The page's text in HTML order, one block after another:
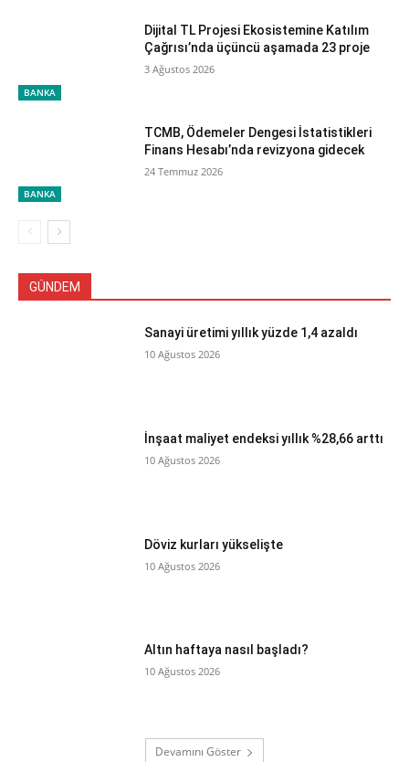
BANKA
Dijital TL Projesi Ekosistemine Katılım
Çağrısı’nda üçüncü aşamada 23 proje
3 Ağustos 2026
BANKA
TCMB, Ödemeler Dengesi İstatistikleri
Finans Hesabı’nda revizyona gidecek
24 Temmuz 2026
GÜNDEM
Sanayi üretimi yıllık yüzde 1,4 azaldı
10 Ağustos 2026
İnşaat maliyet endeksi yıllık %28,66 arttı
10 Ağustos 2026
Döviz kurları yükselişte
10 Ağustos 2026
Altın haftaya nasıl başladı?
10 Ağustos 2026
Devamını Göster